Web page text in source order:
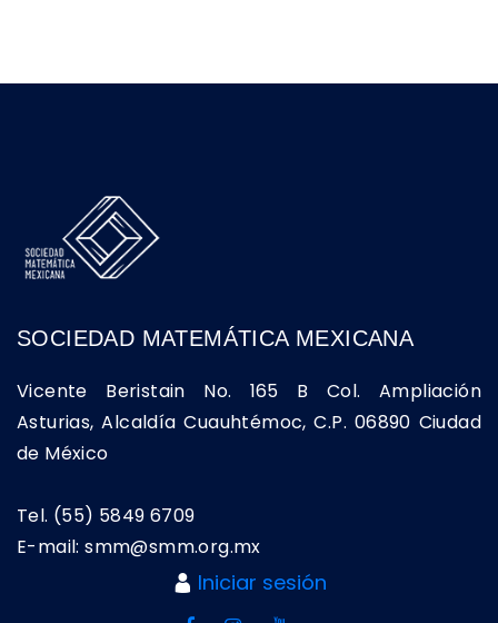
SOCIEDAD MATEMÁTICA MEXICANA
Vicente Beristain No. 165 B Col. Ampliación
Asturias, Alcaldía Cuauhtémoc, C.P. 06890 Ciudad
de México
Tel. (55) 5849 6709
E-mail: smm@smm.org.mx
Iniciar sesión